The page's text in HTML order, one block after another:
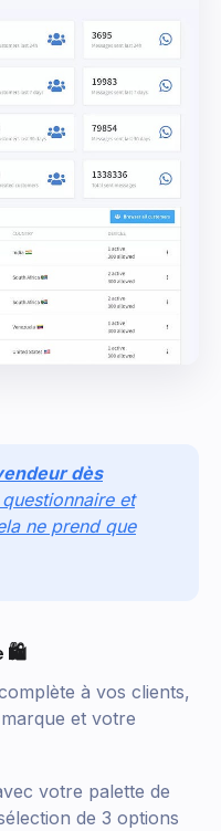
dès
et
ne prend que
🛍️
à vos clients,
et votre
votre palette de
de 3 options